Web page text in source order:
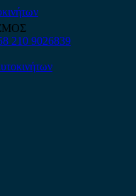
210 9026839